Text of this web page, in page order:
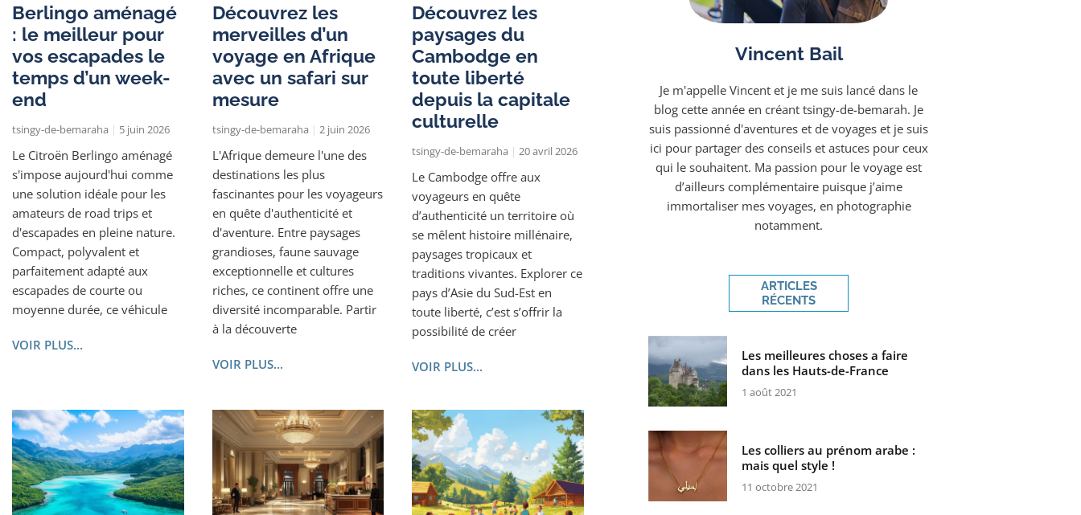
Berlingo aménagé
: le meilleur pour
vos escapades le
temps d’un week-
end
tsingy-de-bemaraha 5 juin 2026
Le Citroën Berlingo aménagé
s'impose aujourd'hui comme
une solution idéale pour les
amateurs de road trips et
d'escapades en pleine nature.
Compact, polyvalent et
parfaitement adapté aux
escapades de courte ou
moyenne durée, ce véhicule
VOIR PLUS...
Découvrez les
merveilles d’un
voyage en Afrique
avec un safari sur
mesure
tsingy-de-bemaraha 2 juin 2026
L'Afrique demeure l'une des
destinations les plus
fascinantes pour les voyageurs
en quête d'authenticité et
d'aventure. Entre paysages
grandioses, faune sauvage
exceptionnelle et cultures
riches, ce continent offre une
diversité incomparable. Partir
à la découverte
VOIR PLUS...
Découvrez les
paysages du
Cambodge en
toute liberté
depuis la capitale
culturelle
tsingy-de-bemaraha 20 avril 2026
Le Cambodge offre aux
voyageurs en quête
d’authenticité un territoire où
se mêlent histoire millénaire,
paysages tropicaux et
traditions vivantes. Explorer ce
pays d’Asie du Sud-Est en
toute liberté, c’est s’offrir la
possibilité de créer
VOIR PLUS...
Vincent Bail
Je m'appelle Vincent et je me suis lancé dans le
blog cette année en créant tsingy-de-bemarah. Je
suis passionné d'aventures et de voyages et je suis
ici pour partager des conseils et astuces pour ceux
qui le souhaitent. Ma passion pour le voyage est
d’ailleurs complémentaire puisque j’aime
immortaliser mes voyages, en photographie
notamment.
ARTICLES
RÉCENTS
Les meilleures choses a faire
dans les Hauts-de-France
1 août 2021
Les colliers au prénom arabe :
mais quel style !
11 octobre 2021